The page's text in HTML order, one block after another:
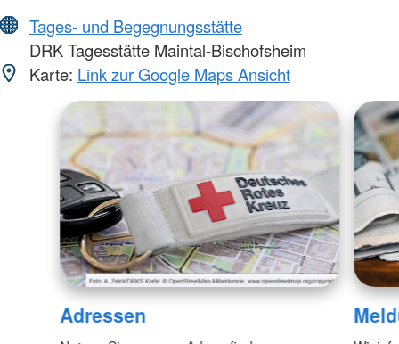
Tages- und Begegnungsstätte
DRK Tagesstätte Maintal-Bischofsheim
Karte: Link zur Google Maps Ansicht
Adressen